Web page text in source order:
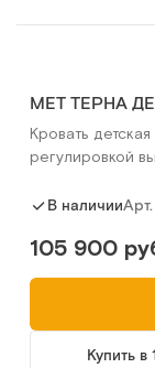
MET ТЕРНА
Кровать
регулировкой
В наличииАрт.
105 900
Купить в